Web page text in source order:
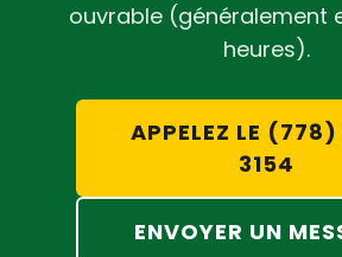
ouvrable (généralement
heures).
APPELEZ LE
3154
ENVOYER UN